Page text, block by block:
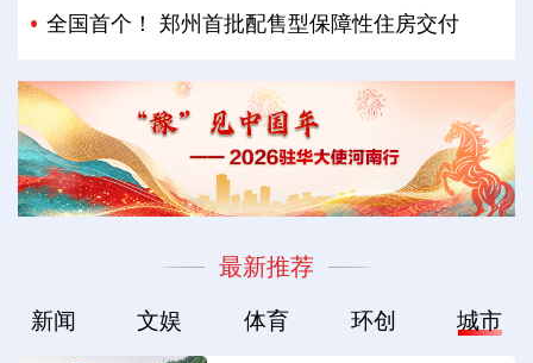
全国首个！ 郑州首批配售型保障性住房交付
最新推荐
新闻 文娱 体育 环创 城市